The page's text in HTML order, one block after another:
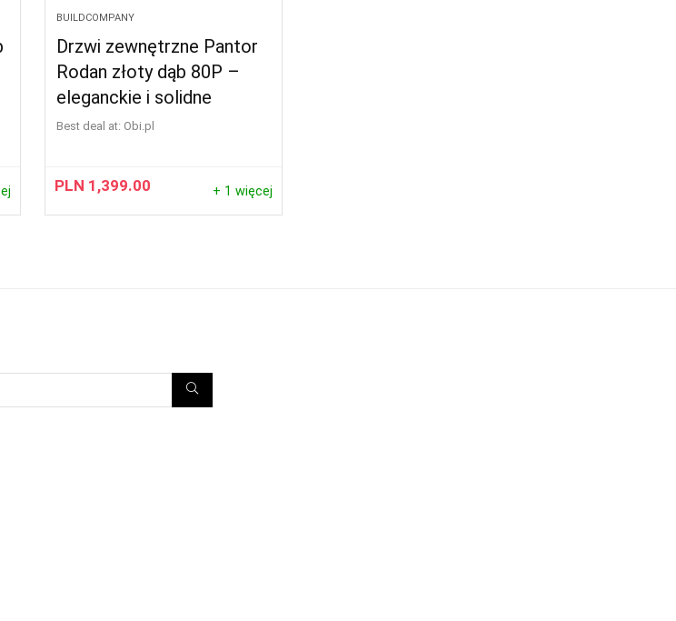
BUILDCOMPANY
Drzwi zewnętrzne Pantor
Rodan złoty dąb 80P –
eleganckie i solidne
Best deal at: obi.pl
PLN 1,399.00 + 1 więcej